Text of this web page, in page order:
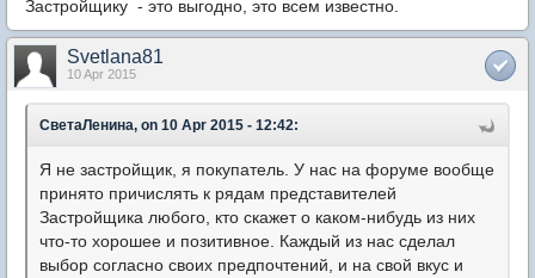
Застройщику - это выгодно, это всем известно.
Svetlana81
10 Apr 2015
СветаЛенина, on 10 Apr 2015 - 12:42:
Я не застройщик, я покупатель. У нас на форуме вообще
принято причислять к рядам представителей
Застройщика любого, кто скажет о каком-нибудь из них
что-то хорошее и позитивное. Каждый из нас сделал
выбор согласно своих предпочтений, и на свой вкус и